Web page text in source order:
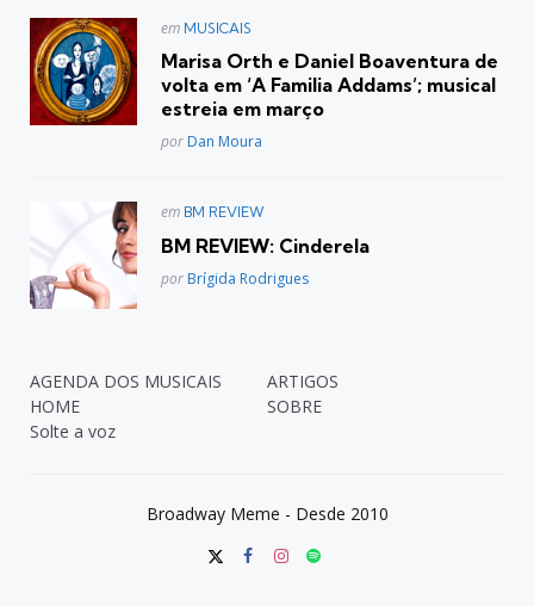
Postado
em MUSICAIS
Marisa Orth e Daniel Boaventura de
volta em ‘A Familia Addams’; musical
estreia em março
Posted
por Dan Moura
Postado
em BM REVIEW
BM REVIEW: Cinderela
Posted
por Brígida Rodrigues
AGENDA DOS MUSICAIS
ARTIGOS
HOME
SOBRE
Solte a voz
Broadway Meme - Desde 2010